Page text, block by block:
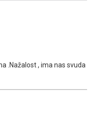
.Nažalost , ima nas svuda